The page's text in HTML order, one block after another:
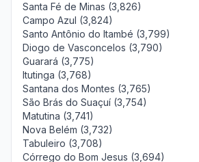
Santa Fé de Minas (3,826)
Campo Azul (3,824)
Santo Antônio do Itambé (3,799)
Diogo de Vasconcelos (3,790)
Guarará (3,775)
Itutinga (3,768)
Santana dos Montes (3,765)
São Brás do Suaçuí (3,754)
Matutina (3,741)
Nova Belém (3,732)
Tabuleiro (3,708)
Córrego do Bom Jesus (3,694)